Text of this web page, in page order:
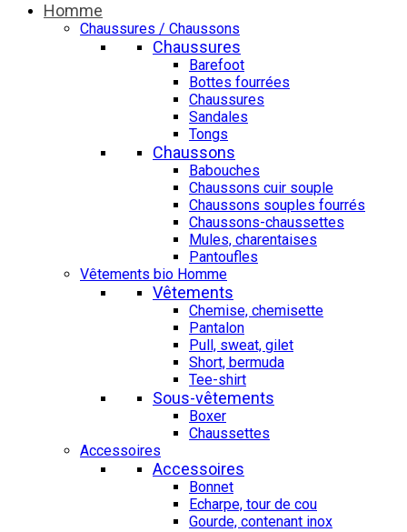
Homme
Chaussures / Chaussons
Chaussures
Barefoot
Bottes fourrées
Chaussures
Sandales
Tongs
Chaussons
Babouches
Chaussons cuir souple
Chaussons souples fourrés
Chaussons-chaussettes
Mules, charentaises
Pantoufles
Vêtements bio Homme
Vêtements
Chemise, chemisette
Pantalon
Pull, sweat, gilet
Short, bermuda
Tee-shirt
Sous-vêtements
Boxer
Chaussettes
Accessoires
Accessoires
Bonnet
Echarpe, tour de cou
Gourde, contenant inox